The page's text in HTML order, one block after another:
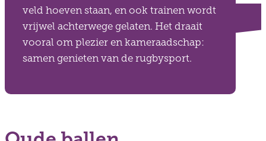
veld hoeven staan, en ook trainen wordt
vrijwel achterwege gelaten. Het draait
vooral om plezier en kameraadschap:
samen genieten van de rugbysport.